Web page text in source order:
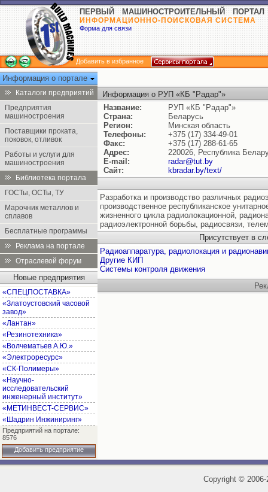
ПЕРВЫЙ МАШИНОСТРОИТЕЛЬНЫЙ ПОРТАЛ
ИНФОРМАЦИОННО-ПОИСКОВАЯ СИСТЕМА
Форма для связи
Добавить в избранное
Информация о портале
Каталоги предприятий
Предприятия
машиностроения
Поставщики проката,
поковок, отливок
Работы и услуги для
машиностроения
Библиотека портала
ГОСТы, ОСТы, ТУ
Марочник металлов и
сплавов
Бесплатные программы
Реклама на портале
Отраслевой форум
Новые предприятия
«СПЕЦПОСТАВКА»
«Златоустовский часовой
завод»
«Лантан»
«Резинотехника»
«Волчематьев А.Ю.»
«Электроресурс»
«СК-Полимеры»
«Научно-
исследовательский
инженерный институт»
«МЕТИНВЕСТ-СЕРВИС»
«Шадрин Инжиниринг»
Предприятий на портале:
8576
Добавить предприятие
Информация о РУП «КБ "Радар"»
Название:
РУП «КБ "Радар"»
Страна:
Беларусь
Регион:
Минская область
Телефоны:
+375 (17) 334-49-01
Факс:
+375 (17) 288-61-65
Адрес:
220026, Республика
E-mail:
radar@tut.by
Сайт:
kbradar.by/text/
Разработка и производство различных
производственное республиканское
жизненного цикла радиолокационной,
радиоэлектронной борьбы, радиосвязи,
Присутствует в
Радиоаппаратура, радиолокация и
Другие КИП
Системы контроля движения
Copyright ©